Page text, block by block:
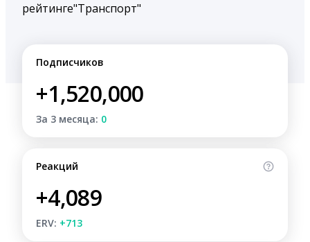
рейтинге"Транспорт"
Подписчиков
+1,520,000
За 3 месяца: 0
Реакций
+4,089
ERV: +713